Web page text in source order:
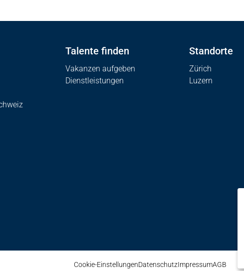
Talente finden
Vakanzen aufgeben
Dienstleistungen
Standorte
Zürich
Luzern
Cookie-EinstellungenDatenschutzImpressumAGB